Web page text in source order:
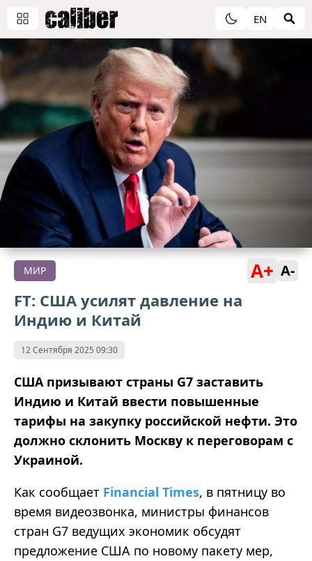
EN
МИР A+ A-
FT: США усилят давление на
Индию и Китай
12 Сентября 2025 09:30
США призывают страны G7 заставить
Индию и Китай ввести повышенные
тарифы на закупку российской нефти. Это
должно склонить Москву к переговорам с
Украиной.
Как сообщает Financial Times, в пятницу во
время видеозвонка, министры финансов
стран G7 ведущих экономик обсудят
предложение США по новому пакету мер,